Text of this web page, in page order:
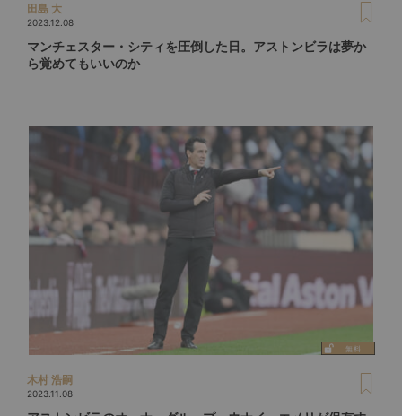
田島 大
2023.12.08
マンチェスター・シティを圧倒した日。アストンビラは夢か
ら覚めてもいいのか
木村 浩嗣
2023.11.08